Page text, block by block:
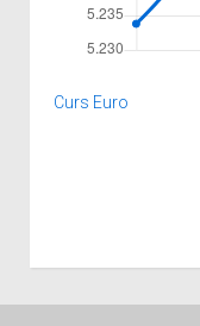
Curs Euro